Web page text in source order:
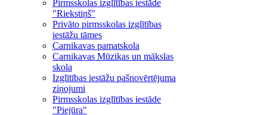
Pirmsskolas izglītības iestāde
"Riekstiņš"
Privāto pirmsskolas izglītības
iestāžu tāmes
Carnikavas pamatskola
Carnikavas Mūzikas un mākslas
skola
Izglītības iestāžu pašnovērtējuma
ziņojumi
Pirmsskolas izglītības iestāde
"Piejūra"